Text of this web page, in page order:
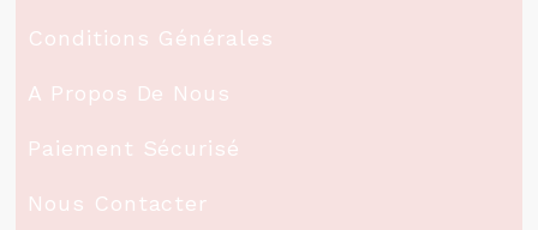
Conditions Générales
A Propos De Nous
Paiement Sécurisé
Nous Contacter